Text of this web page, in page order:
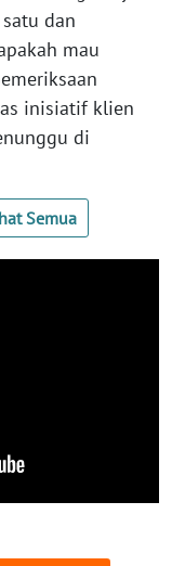
dan
mau
inisiatif klien
di
Semua